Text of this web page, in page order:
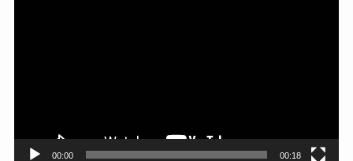
00:00 00:18